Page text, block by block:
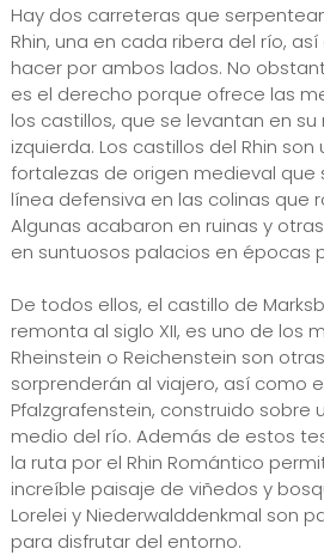
Hay dos carreteras que
Rhin, una en cada ribera del río,
hacer por ambos lados. No
es el derecho porque ofrece las
los castillos, que se levantan en
izquierda. Los castillos del Rhin
fortalezas de origen medieval que
línea defensiva en las colinas que
Algunas acabaron en ruinas y
en suntuosos palacios en épocas
De todos ellos, el castillo de
remonta al siglo XII, es uno de los
Rheinstein o Reichenstein son
sorprenderán al viajero, así como
Pfalzgrafenstein, construido sobre
medio del río. Además de estos
la ruta por el Rhin Romántico
increíble paisaje de viñedos y
Lorelei y Niederwalddenkmal son
para disfrutar del entorno.